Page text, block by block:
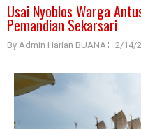
Usai Nyoblos Warga
Pemandian Sekarsari
By Admin Harian BUANA 2/14/